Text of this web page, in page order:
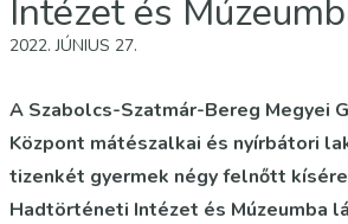
Intézet és
2022. JÚNIUS 27.
A Szabolcs-Szatmár-Bereg Megyei
Központ mátészalkai és nyírbátori
tizenkét gyermek négy felnőtt
Hadtörténeti Intézet és Múzeumba